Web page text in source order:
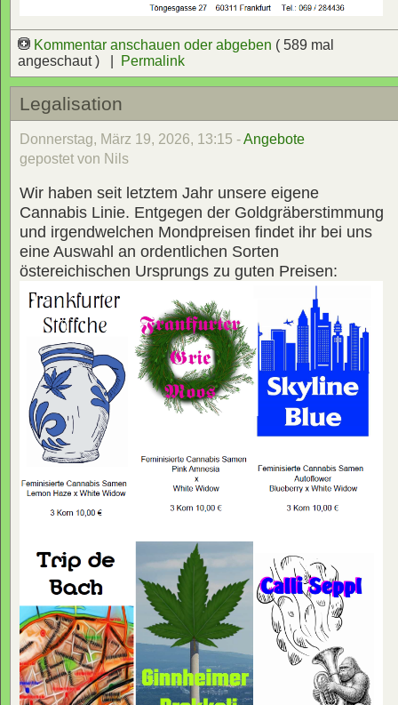
Kommentar anschauen oder abgeben ( 589 mal
angeschaut ) |
Permalink
Legalisation
Donnerstag, März 19, 2026, 13:15 -Angebote
gepostet von Nils
Wir haben seit letztem Jahr unsere eigene
Cannabis Linie. Entgegen der Goldgräberstimmung
und irgendwelchen Mondpreisen findet ihr bei uns
eine Auswahl an ordentlichen Sorten
östereichischen Ursprungs zu guten Preisen: